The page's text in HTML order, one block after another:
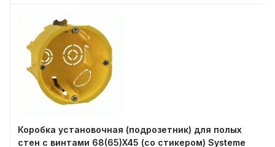
Коробка установочная (подрозетник) для полых
стен с винтами 68(65)X45 (со стикером) Systeme